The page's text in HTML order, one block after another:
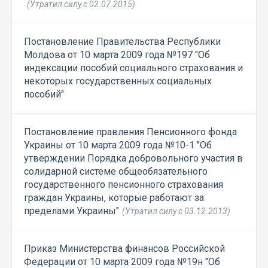
(Утратил силу с 02.07.2015)
Постановление Правительства Республики
Молдова от 10 марта 2009 года №197 "Об
индексации пособий социального страхования и
некоторых государственных социальных
пособий"
Постановление правления Пенсионного фонда
Украины от 10 марта 2009 года №10-1 "Об
утверждении Порядка добровольного участия в
солидарной системе общеобязательного
государственного пенсионного страхования
граждан Украины, которые работают за
пределами Украины" (Утратил силу с 03.12.2013)
Приказ Министерства финансов Российской
Федерации от 10 марта 2009 года №19н "Об